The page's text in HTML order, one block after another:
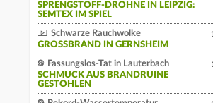
SPRENGSTOFF-DROHNE IN LEIPZIG:
SEMTEX IM SPIEL
Schwarze Rauchwolke
GROSSBRAND IN GERNSHEIM
Fassungslos-Tat in Lauterbach
SCHMUCK AUS BRANDRUINE
GESTOHLEN